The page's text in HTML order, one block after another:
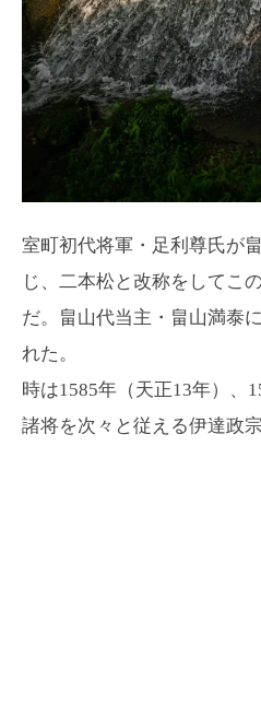
室町初代将軍・足利尊氏が
じ、二本松と改称をしてこ
だ。畠山代当主・畠山満泰
れた。
時は1585年（天正13年）、
諸将を次々と従える伊達政